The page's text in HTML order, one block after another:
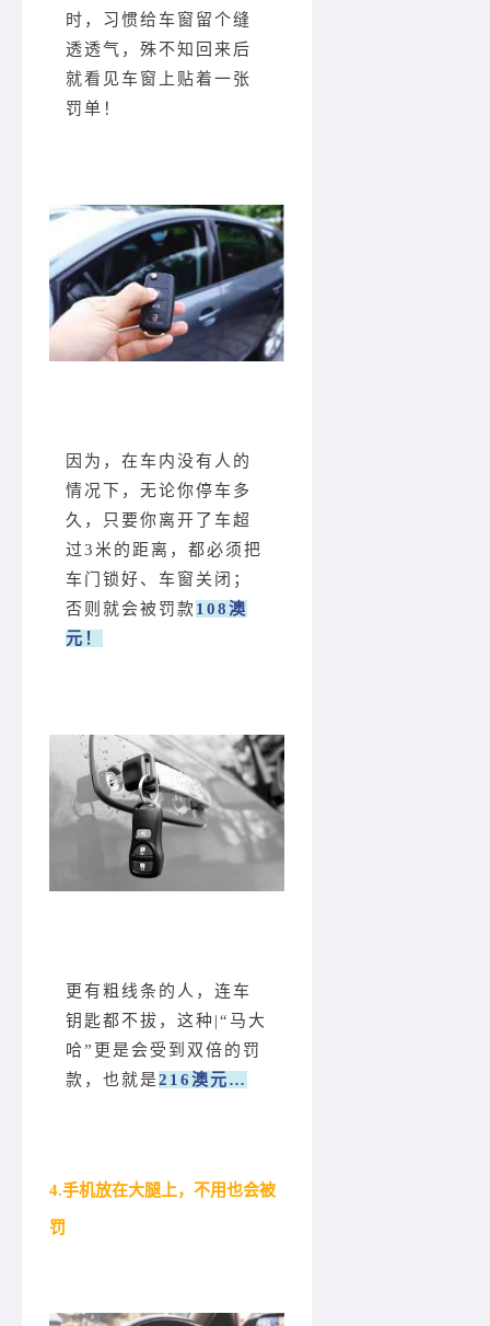
时，习惯给车窗留个缝
透透气，殊不知回来后
就看见车窗上贴着一张
罚单！
因为，在车内没有人的
情况下，无论你停车多
久，只要你离开了车超
过3米的距离，都必须把
车门锁好、车窗关闭；
否则就会被罚款108澳
元 ！
更有粗线条的人，连车
钥匙都不拔，这种|“马大
哈”更是会受到双倍的罚
款，也就是216澳元…
4.手机放在大腿上，不用也会被
罚